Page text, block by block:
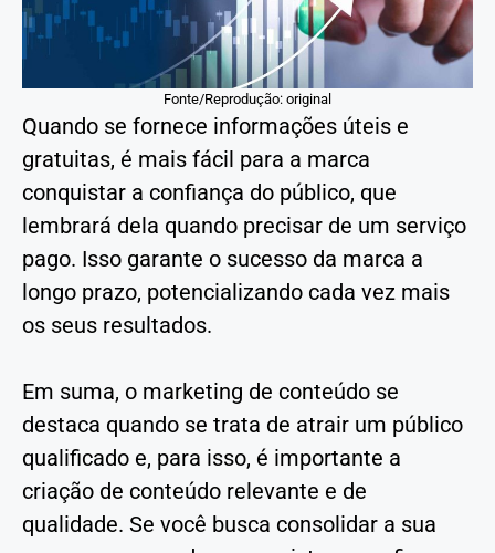
Fonte/Reprodução: original
Quando se fornece informações úteis e
gratuitas, é mais fácil para a marca
conquistar a confiança do público, que
lembrará dela quando precisar de um serviço
pago. Isso garante o sucesso da marca a
longo prazo, potencializando cada vez mais
os seus resultados.
Em suma, o marketing de conteúdo se
destaca quando se trata de atrair um público
qualificado e, para isso, é importante a
criação de conteúdo relevante e de
qualidade. Se você busca consolidar a sua